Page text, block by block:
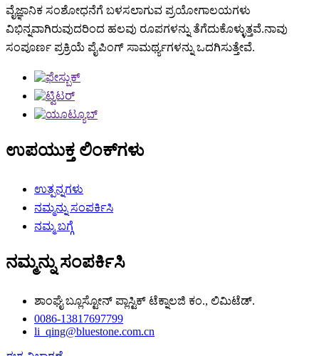
ವೈಜ್ಞಾನಿಕ ಸಂಶೋಧನೆಗೆ ಬಳಸಲಾಗುವ ಪ್ರಯೋಗಾಲಯಗಳು
ವಿಭಿನ್ನವಾಗಿರುವುದರಿಂದ ಹಲವು ರೂಪಗಳನ್ನು ತೆಗೆದುಕೊಳ್ಳುತ್ತವೆ.ನಾವು
ಸಂಪೂರ್ಣ ಪ್ರಕ್ರಿಯೆ ಪೈಪಿಂಗ್ ಸಾಮರ್ಥ್ಯಗಳನ್ನು ಒದಗಿಸುತ್ತೇವೆ.
ಉಪಯುಕ್ತ ಲಿಂಕ್‌ಗಳು
ಉತ್ಪನ್ನಗಳು
ನಮ್ಮನ್ನು ಸಂಪರ್ಕಿಸಿ
ನಮ್ಮ ಬಗ್ಗೆ
ನಮ್ಮನ್ನು ಸಂಪರ್ಕಿಸಿ
ಶಾಂಘೈ ಬ್ಲೂಸ್ಟೋನ್ ಪ್ಲಾಸ್ಟಿಕ್ ಟೆಕ್ನಾಲಜಿ ಕಂ., ಲಿಮಿಟೆಡ್.
0086-13817697799
li_qing@bluestone.com.cn